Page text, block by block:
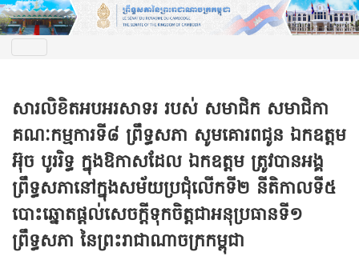
សារលិខិតអបអរសាទរ របស់ សមាជិក សមាជិកា
គណៈកម្មការទី៨ ព្រឹទ្ធសភា សូមគោរពជូន ឯកឧត្តម
អ៊ុច បូររិទ្ធ​ ក្នុងឱកាសដែល ឯកឧត្តម ត្រូវបានអង្គ
ព្រឹទ្ធសភានៅក្នុងសម័យប្រជុំលើកទី២ នីតិកាលទី៥
បោះឆ្នោតផ្តល់សេចក្តីទុកចិត្តជាអនុប្រធានទី១
ព្រឹទ្ធសភា នៃព្រះរាជាណាចក្រកម្ពុជា